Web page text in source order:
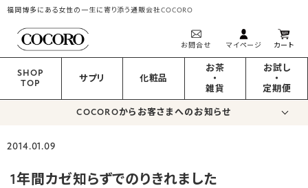
福岡博多にある女性の一生に寄り添う通販会社COCORO
お問合せ マイページ カート
SHOP
TOP
サプリ 化粧品
お茶
・
雑貨
お試し
・
定期便
COCOROからお客さまへのお知らせ
2014.01.09
1年間カゼ知らずでのりきれました